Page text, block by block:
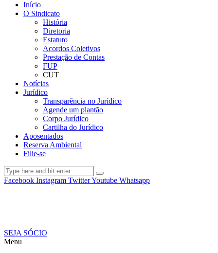
Início
O Sindicato
História
Diretoria
Estatuto
Acordos Coletivos
Prestação de Contas
FUP
CUT
Notícias
Jurídico
Transparência no Jurídico
Agende um plantão
Corpo Jurídico
Cartilha do Jurídico
Aposentados
Reserva Ambiental
Filie-se
Facebook Instagram TwitterYoutube Whatsapp
SEJA SÓCIO
Menu